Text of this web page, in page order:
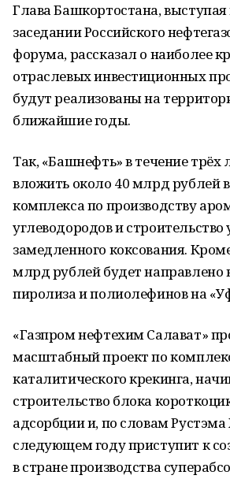
Глава Башкортостана,
заседании Российского
форума, рассказал о наиболее
отраслевых инвестиционных
будут реализованы на
ближайшие годы.
Так, «Башнефть» в течение трёх
вложить около 40 млрд рублей
комплекса по производству
углеводородов и строительство
замедленного коксования.
млрд рублей будет направлено
пиролиза и полиолефинов на
«Газпром нефтехим Салават»
масштабный проект по
каталитического крекинга,
строительство блока
адсорбции и, по словам Рустэма
следующем году приступит к
в стране производства